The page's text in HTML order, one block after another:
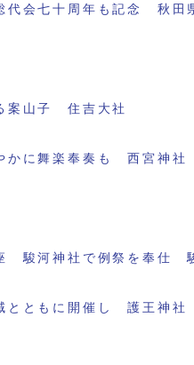
会七十周年も記念 秋田
案山子 住吉大社
に舞楽奉奏も 西宮神社
駿河神社で例祭を奉仕
とともに開催し 護王神社